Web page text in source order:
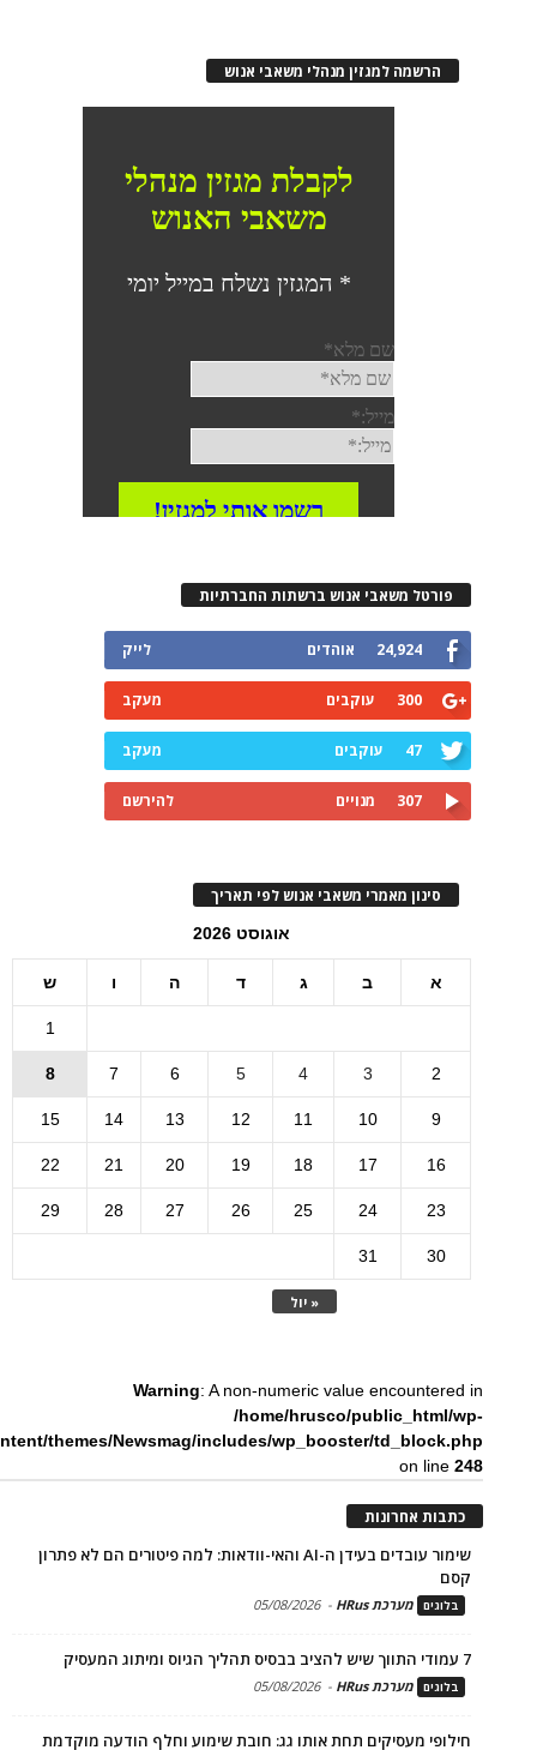
הרשמה למגזין מנהלי משאבי אנוש
פורטל משאבי אנוש ברשתות החברתיות
24,924 אוהדים לייק
300 עוקבים מעקב
47 עוקבים מעקב
307 מנויים להירשם
סינון מאמרי משאבי אנוש לפי תאריך
אוגוסט 2026
א ב ג ד ה ו ש
« יול
1
2
3
4
5
6
7
8
9
10
11
12
13
14
15
16
17
18
19
20
21
22
23
24
25
26
27
28
29
30
31
Warning: A non-numeric value encountered in
/home/hrusco/public_html/wp-
themes/Newsmag/includes/wp_booster/td_block.php
on line248
כתבות אחרונות
שימור עובדים בעידן ה-AI והאי-וודאות: למה פיטורים הם לא פתרון
קסם
בלוגים מערכת HRus -
05/08/2026
7 עמודי התווך שיש להציב בבסיס תהליך הגיוס ומיתוג המעסיק
בלוגים מערכת HRus -
05/08/2026
חילופי מעסיקים תחת אותו גג: חובת שימוע וחלף הודעה מוקדמת